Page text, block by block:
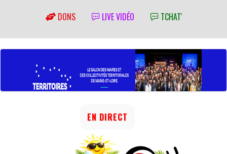
DONS LIVE VIDÉO TCHAT'
EN DIRECT